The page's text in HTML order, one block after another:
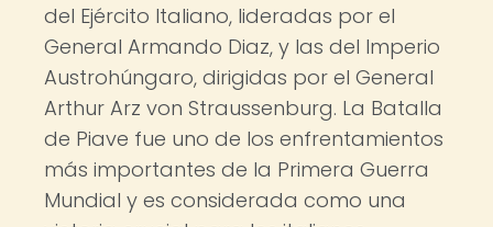
del Ejército Italiano, lideradas por el
General Armando Diaz, y las del Imperio
Austrohúngaro, dirigidas por el General
Arthur Arz von Straussenburg. La Batalla
de Piave fue uno de los enfrentamientos
más importantes de la Primera Guerra
Mundial y es considerada como una